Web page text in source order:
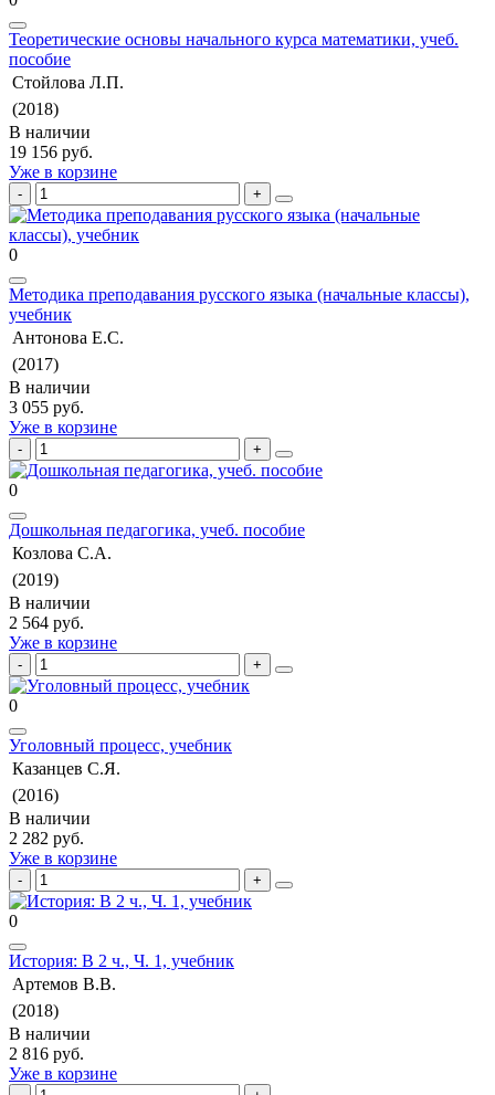
Теоретические основы начального курса математики, учеб.
пособие
Стойлова Л.П.
(2018)
В наличии
19 156 руб.
Уже в корзине
0
Методика преподавания русского языка (начальные классы),
учебник
Антонова Е.С.
(2017)
В наличии
3 055 руб.
Уже в корзине
0
Дошкольная педагогика, учеб. пособие
Козлова С.А.
(2019)
В наличии
2 564 руб.
Уже в корзине
0
Уголовный процесс, учебник
Казанцев С.Я.
(2016)
В наличии
2 282 руб.
Уже в корзине
0
История: В 2 ч., Ч. 1, учебник
Артемов В.В.
(2018)
В наличии
2 816 руб.
Уже в корзине